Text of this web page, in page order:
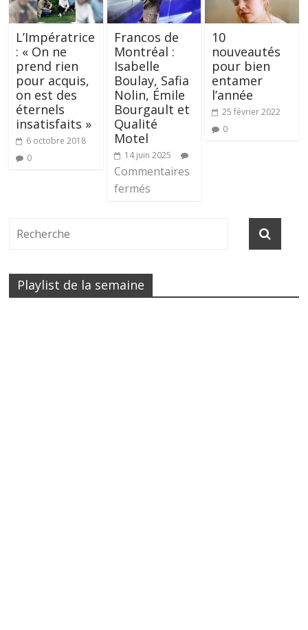
L’Impératrice
: « On ne
prend rien
pour acquis,
on est des
éternels
insatisfaits »
6 octobre 2018
0
Francos de
Montréal :
Isabelle
Boulay, Safia
Nolin, Émile
Bourgault et
Qualité
Motel
14 juin 2025
Commentaires
fermés
10
nouveautés
pour bien
entamer
l’année
25 février 2022
0
Playlist de la semaine